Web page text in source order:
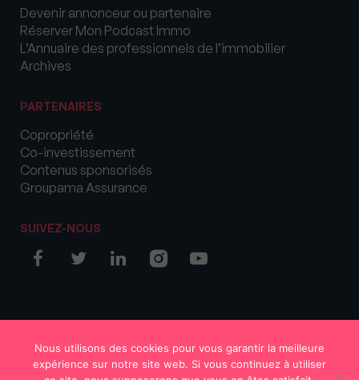
Devenir annonceur ou partenaire
Réserver Mon Podcast Immo
L’Annuaire des professionnels de l’immobilier
Archives
PARTENAIRES
Copropriété
Co-investissement
Contenus sponsorisés
Groupama Assurance
SUIVEZ-NOUS
Nous utilisons des cookies pour vous garantir la meilleure
expérience sur notre site web. Si vous continuez à utiliser